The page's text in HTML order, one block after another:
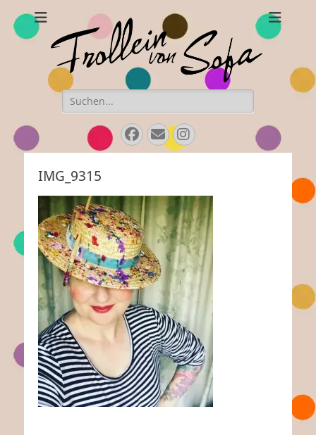
Frollein von Sofa
Handgefertigte Hüte und Accessoires
Suchen
nach:
Facebook
E-
Mail
Instagram
IMG_9315